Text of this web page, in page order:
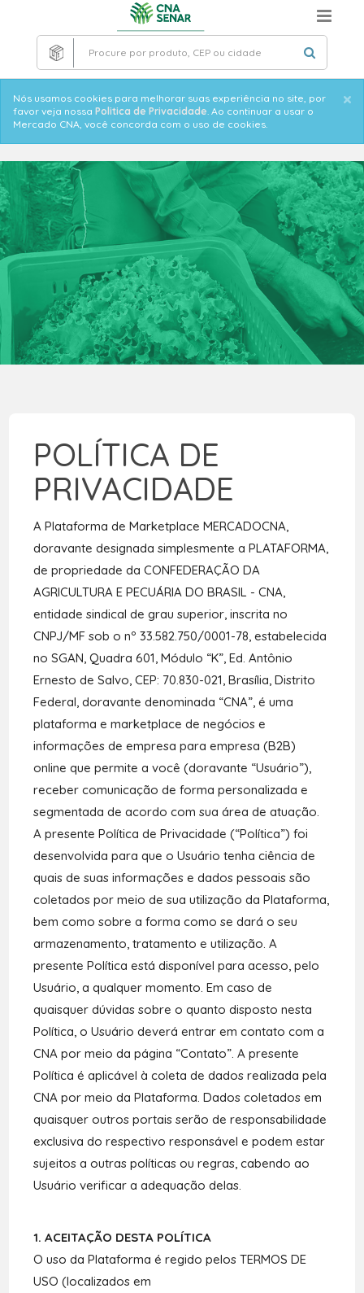
×
Informative
message
Nós usamos cookies para melhorar suas experiência no site, por
favor veja nossa Politica de Privacidade. Ao continuar a usar o
Mercado CNA, você concorda com o uso de cookies.
POLÍTICA DE
PRIVACIDADE
A Plataforma de Marketplace MERCADOCNA,
doravante designada simplesmente a PLATAFORMA,
de propriedade da CONFEDERAÇÃO DA
AGRICULTURA E PECUÁRIA DO BRASIL - CNA,
entidade sindical de grau superior, inscrita no
CNPJ/MF sob o nº 33.582.750/0001-78, estabelecida
no SGAN, Quadra 601, Módulo “K”, Ed. Antônio
Ernesto de Salvo, CEP: 70.830-021, Brasília, Distrito
Federal, doravante denominada “CNA”, é uma
plataforma e marketplace de negócios e
informações de empresa para empresa (B2B)
online que permite a você (doravante “Usuário”),
receber comunicação de forma personalizada e
segmentada de acordo com sua área de atuação.
A presente Política de Privacidade (“Política”) foi
desenvolvida para que o Usuário tenha ciência de
quais de suas informações e dados pessoais são
coletados por meio de sua utilização da Plataforma,
bem como sobre a forma como se dará o seu
armazenamento, tratamento e utilização. A
presente Política está disponível para acesso, pelo
Usuário, a qualquer momento. Em caso de
quaisquer dúvidas sobre o quanto disposto nesta
Política, o Usuário deverá entrar em contato com a
CNA por meio da página “Contato”. A presente
Política é aplicável à coleta de dados realizada pela
CNA por meio da Plataforma. Dados coletados em
quaisquer outros portais serão de responsabilidade
exclusiva do respectivo responsável e podem estar
sujeitos a outras políticas ou regras, cabendo ao
Usuário verificar a adequação delas.
1. ACEITAÇÃO DESTA POLÍTICA
O uso da Plataforma é regido pelos TERMOS DE
USO (localizados em